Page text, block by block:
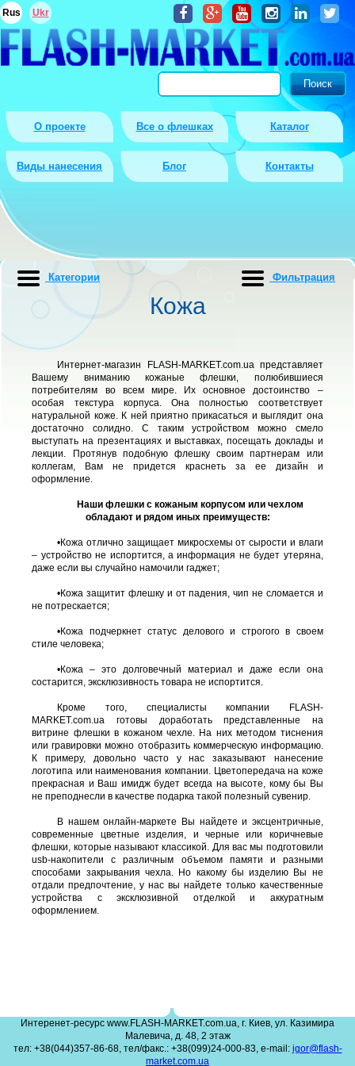
О проекте Все о флешках Каталог
Виды нанесения Блог Контакты
Rus Ukr
Кожа
Интернет-магазин FLASH-MARKET.com.ua представляет
Вашему вниманию кожаные флешки, полюбившиеся
потребителям во всем мире. Их основное достоинство –
особая текстура корпуса. Она полностью соответствует
натуральной коже. К ней приятно прикасаться и выглядит она
достаточно солидно. С таким устройством можно смело
выступать на презентациях и выставках, посещать доклады и
лекции. Протянув подобную флешку своим партнерам или
коллегам, Вам не придется краснеть за ее дизайн и
оформление.
Наши флешки с кожаным корпусом или чехлом
обладают и рядом иных преимуществ:
•Кожа отлично защищает микросхемы от сырости и влаги
– устройство не испортится, а информация не будет утеряна,
даже если вы случайно намочили гаджет;
•Кожа защитит флешку и от падения, чип не сломается и
не потрескается;
•Кожа подчеркнет статус делового и строгого в своем
стиле человека;
•Кожа – это долговечный материал и даже если она
состарится, эксклюзивность товара не испортится.
Кроме того, специалисты компании FLASH-
MARKET.com.ua готовы доработать представленные на
витрине флешки в кожаном чехле. На них методом тиснения
или гравировки можно отобразить коммерческую информацию.
К примеру, довольно часто у нас заказывают нанесение
логотипа или наименования компании. Цветопередача на коже
прекрасная и Ваш имидж будет всегда на высоте, кому бы Вы
не преподнесли в качестве подарка такой полезный сувенир.
В нашем онлайн-маркете Вы найдете и эксцентричные,
современные цветные изделия, и черные или коричневые
флешки, которые называют классикой. Для вас мы подготовили
usb-накопители с различным объемом памяти и разными
способами закрывания чехла. Но какому бы изделию Вы не
отдали предпочтение, у нас вы найдете только качественные
устройства с эксклюзивной отделкой и аккуратным
оформлением.
Категории Фильтрация
Интеренет-ресурс www.FLASH-MARKET.com.ua, г. Киев, ул. Казимира
Малевича, д. 48, 2 этаж
тел: +38(044)357-86-68, тел/факс.: +38(099)24-000-83, e-mail: igor@flash-
market.com.ua